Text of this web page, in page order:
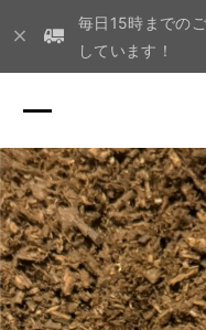
毎日15時までの
しています！